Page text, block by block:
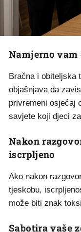
Namjerno vam
Bračna i obiteljska
objašnjava da
privremeni osjećaj
savjete koji djeci
Nakon
iscrpljeno
Ako nakon
tjeskobu,
može biti znak
Sabotira vaše